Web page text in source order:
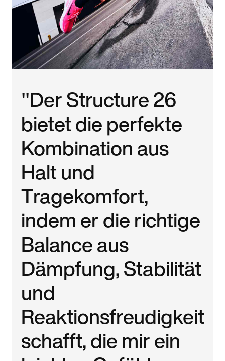
"Der Structure 26
bietet die perfekte
Kombination aus
Halt und
Tragekomfort,
indem er die richtige
Balance aus
Dämpfung, Stabilität
und
Reaktionsfreudigkeit
schafft, die mir ein